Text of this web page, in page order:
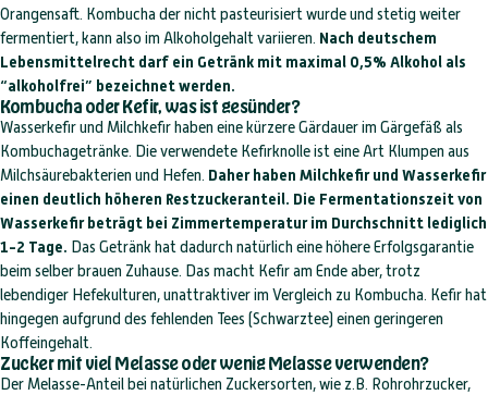
Orangensaft. Kombucha der nicht pasteurisiert wurde und stetig weiter
fermentiert, kann also im Alkoholgehalt variieren. Nach deutschem
Lebensmittelrecht darf ein Getränk mit maximal 0,5% Alkohol als
“alkoholfrei” bezeichnet werden.
Kombucha oder Kefir, was ist gesünder?
Wasserkefir und Milchkefir haben eine kürzere Gärdauer im Gärgefäß als
Kombuchagetränke. Die verwendete Kefirknolle ist eine Art Klumpen aus
Milchsäurebakterien und Hefen. Daher haben Milchkefir und Wasserkefir
einen deutlich höheren Restzuckeranteil. Die Fermentationszeit von
Wasserkefir beträgt bei Zimmertemperatur im Durchschnitt lediglich
1-2 Tage. Das Getränk hat dadurch natürlich eine höhere Erfolgsgarantie
beim selber brauen Zuhause. Das macht Kefir am Ende aber, trotz
lebendiger Hefekulturen, unattraktiver im Vergleich zu Kombucha. Kefir hat
hingegen aufgrund des fehlenden Tees (Schwarztee) einen geringeren
Koffeingehalt.
Zucker mit viel Melasse oder wenig Melasse verwenden?
Der Melasse-Anteil bei natürlichen Zuckersorten, wie z.B. Rohrohrzucker,